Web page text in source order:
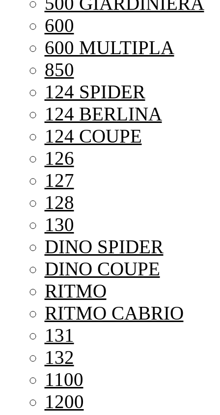
600
600 MULTIPLA
850
124 SPIDER
124 BERLINA
124 COUPE
126
127
128
130
DINO SPIDER
DINO COUPE
RITMO
RITMO CABRIO
131
132
1100
1200